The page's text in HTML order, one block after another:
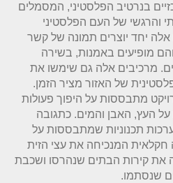
בנרטיב הפלסטיני, המסמלים
והרגשי של העם הפלסטיני
יחד יוצרים תמונה של קשר
מופיעים באמנות, בשירה
מרכיבים אלה גם שימשו את
של האזור מציר הזמן.
מתבססות על היפוך פעולות
העץ, האבן והמים. כתגובה
תכנוניות שמתבססות על
המנכיחה את עצי הזית
את קירות הבתים שנהרסו ושכבת
שנסתמו.